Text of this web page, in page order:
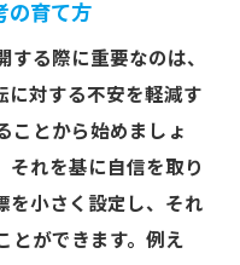
の育て方
る際に重要なのは、
に対する不安を軽減す
ことから始めましょ
それを基に自信を取り
を小さく設定し、それ
とができます。例え